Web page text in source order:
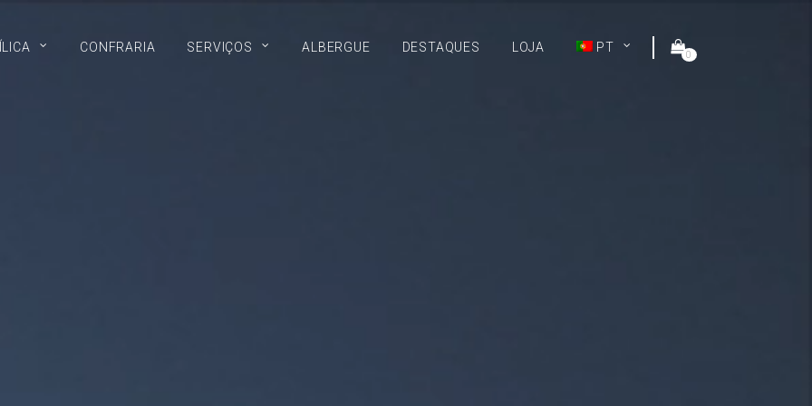
CONFRARIA SERVIÇOS ALBERGUE DESTAQUES LOJA PT
0